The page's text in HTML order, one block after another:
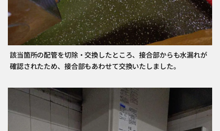
該当箇所の配管を切除・交換したところ、接合部からも水漏れが
確認されたため、接合部もあわせて交換いたしました。